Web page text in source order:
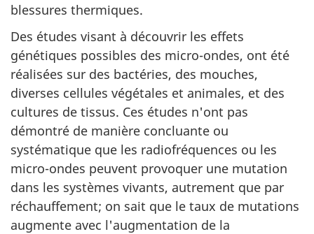
blessures thermiques.
Des études visant à découvrir les effets
génétiques possibles des micro-ondes, ont été
réalisées sur des bactéries, des mouches,
diverses cellules végétales et animales, et des
cultures de tissus. Ces études n'ont pas
démontré de manière concluante ou
systématique que les radiofréquences ou les
micro-ondes peuvent provoquer une mutation
dans les systèmes vivants, autrement que par
réchauffement; on sait que le taux de mutations
augmente avec l'augmentation de la